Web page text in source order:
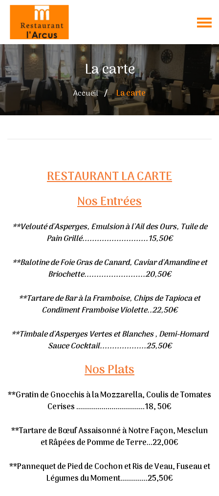
La carte
Accueil La carte
RESTAURANT LA CARTE
Nos Entrées
**Velouté d'Asperges, Emulsion à l'Ail des Ours, Tuile de
Pain Grillé...........................15,50€
**Balotine de Foie Gras de Canard, Caviar d'Amandine et
Briochette.........................20,50€
**Tartare de Bar à la Framboise, Chips de Tapioca et
Condiment Framboise Violette..22,50€
**Timbale d'Asperges Vertes et Blanches , Demi-Homard
Sauce Cocktail...................25,50€
Nos Plats
**Gratin de Gnocchis à la Mozzarella, Coulis de Tomates
Cerises ...................................18, 50€
**Tartare de Bœuf Assaisonné à Notre Façon, Mesclun
et Râpées de Pomme de Terre...22,00€
**Pannequet de Pied de Cochon et Ris de Veau, Fuseau et
Légumes du Moment..............25,50€